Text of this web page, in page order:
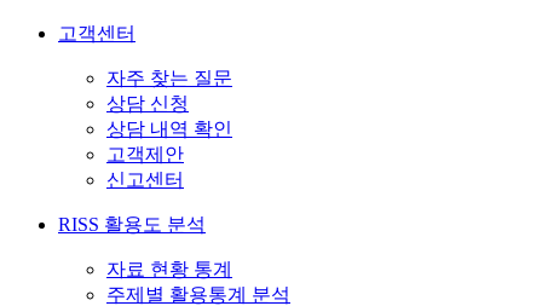
고객센터
자주 찾는 질문
상담 신청
상담 내역 확인
고객제안
신고센터
RISS 활용도 분석
자료 현황 통계
주제별 활용통계 분석